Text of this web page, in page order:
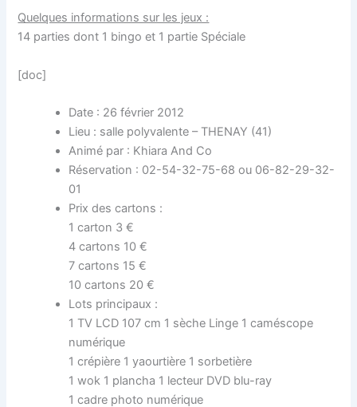
Quelques informations sur les jeux :
14 parties dont 1 bingo et 1 partie Spéciale
[doc]
Date : 26 février 2012
Lieu : salle polyvalente – THENAY (41)
Animé par : Khiara And Co
Réservation : 02-54-32-75-68 ou 06-82-29-32-
01
Prix des cartons :
1 carton 3 €
4 cartons 10 €
7 cartons 15 €
10 cartons 20 €
Lots principaux :
1 TV LCD 107 cm 1 sèche Linge 1 caméscope
numérique
1 crépière 1 yaourtière 1 sorbetière
1 wok 1 plancha 1 lecteur DVD blu-ray
1 cadre photo numérique